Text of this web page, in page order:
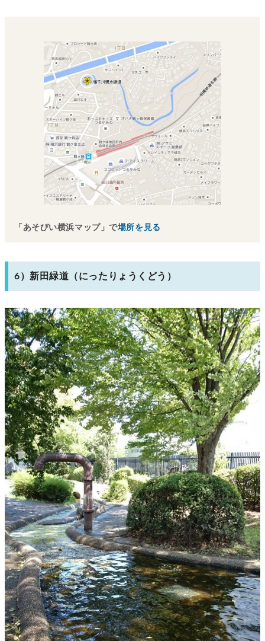
「あそびい横浜マップ」で場所を見る
6）新田緑道（にったりょうくどう）